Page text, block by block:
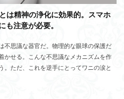
は精神の浄化に効果的。スマホ
も注意が必要。
不思議な器官だ。物理的な眼球の保護だ
かせる。こんな不思議なメカニズムを作
。ただ、これを逆手にとってワニの涙と